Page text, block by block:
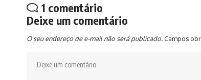
1 comentário
Deixe um comentário
O seu endereço de e-mail não será publicado. Campos